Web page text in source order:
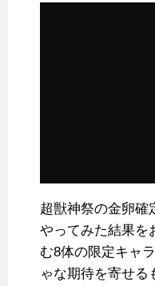
超獣神祭の金卵確
やってみた結果を
む8体の限定キャ
ゃな期待を寄せ